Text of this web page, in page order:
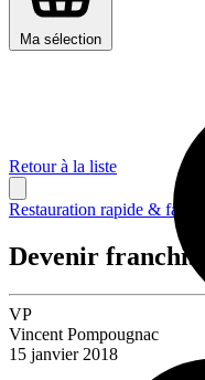
Ma sélection
Retour à la liste
Restauration rapide & fast-
Devenir
VP
Vincent Pompougnac
15 janvier 2018